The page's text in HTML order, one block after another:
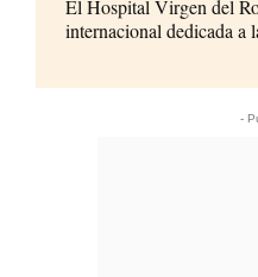
El Hospital Virgen del
internacional dedicada a
-